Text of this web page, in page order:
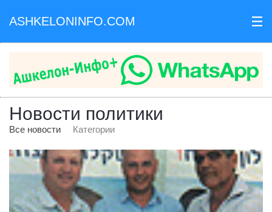
ASHKELONINFO.COM III
Новости политики
Все новости Категории